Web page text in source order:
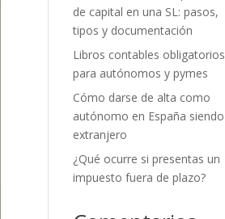
de capital en una SL: pasos,
tipos y documentación
Libros contables obligatorios
para autónomos y pymes
Cómo darse de alta como
autónomo en España siendo
extranjero
¿Qué ocurre si presentas un
impuesto fuera de plazo?